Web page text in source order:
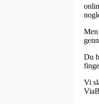
Du
Vi